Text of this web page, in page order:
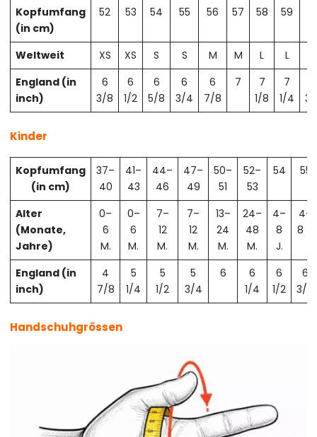
Kopfumfang
(in cm)
52 53 54 55 56 57 58 59
Weltweit XS XS S S M M L L
England (in
inch)
6
3/8
6
1/2
6
5/8
6
3/4
6
7/8
7
7
1/8
7
1/4
Kinder
Kopfumfang
(in cm)
37–
40
41–
43
44–
46
47–
49
50–
51
52–
53
54 55
Alter
(Monate,
Jahre)
0–
6
M.
0–
6
M.
7–
12
M.
7–
12
M.
13–
24
M.
24–
48
M.
4–
8
J.
4–
8 J.
England (in
inch)
4
7/8
5
1/4
5
1/2
5
3/4
6
6
1/4
6
1/2
6
3/4
Handschuhgrössen